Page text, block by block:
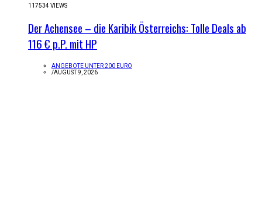
117534 VIEWS
Der Achensee – die Karibik Österreichs: Tolle Deals ab
116 € p.P. mit HP
ANGEBOTE UNTER 200 EURO
/AUGUST 9, 2026